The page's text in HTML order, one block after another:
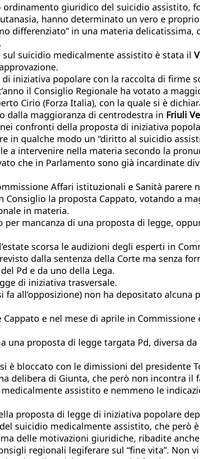
giuridico del suicidio assistito,
hanno determinato un vero e
differenziato” in una materia
suicidio medicalmente assistito è stata il
iniziativa popolare con la raccolta di firme
il Consiglio Regionale ha votato a
Cirio (Forza Italia), con la quale si è
dalla maggioranza di centrodestra in Friuli
confronti della proposta di iniziativa
qualche modo un “diritto al suicidio
a intervenire nella materia secondo la
che in Parlamento sono già incardinate
Affari istituzionali e Sanità
la proposta Cappato, votando a
in materia.
mancanza di una proposta di legge,
scorsa le audizioni degli esperti in
dalla sentenza della Corte ma senza
Pd e da uno della Lega.
di iniziativa trasversale.
fa all’opposizione) non ha depositato
e nel mese di aprile in
una proposta di legge targata Pd, diversa
è bloccato con le dimissioni del presidente
delibera di Giunta, che però non incontra
assistito e nemmeno le
proposta di legge di iniziativa popolare
suicidio medicalmente assistito, che però
delle motivazioni giuridiche, ribadite
regionali legiferare sul “fine vita”. Non